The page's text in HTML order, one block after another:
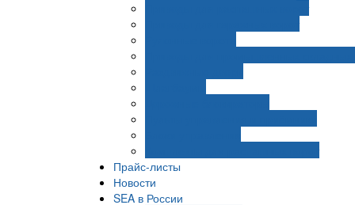
Прайс-листы
Новости
SEA в России